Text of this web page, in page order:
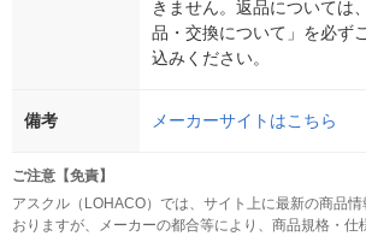
きません。返品については
品・交換について」を必ず
込みください。
備考 メーカーサイトはこちら
ご注意【免責】
アスクル（LOHACO）では、サイト上に最新の商品
おりますが、メーカーの都合等により、商品規格・仕